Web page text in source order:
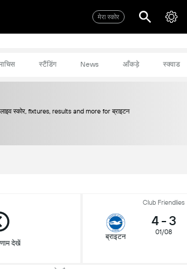
मेरा स्कोर
स्टैंडिंग News आँकड़े स्क्वाड
स्कोर, fixtures, results and more for ब्राइटन
देखें
Club Friendlies
ब्राइटन
4- 3
01/08